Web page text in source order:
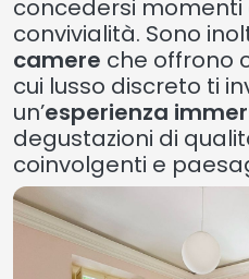
concedersi momenti
convivialità. Sono
camere che offrono
cui lusso discreto ti
un’esperienza
degustazioni di
coinvolgenti e